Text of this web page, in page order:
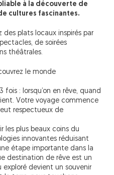
à la découverte de
cultures fascinantes.
des plats locaux inspirés par
de soirées
théâtrales.
le monde
: lorsqu’on en rêve, quand
Votre voyage commence
respectueux de
les plus beaux coins du
innovantes réduisant
étape importante dans la
destination de rêve est un
devient un souvenir